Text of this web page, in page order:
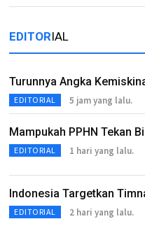
EDITORIAL
Turunnya Angka
EDITORIAL 5 jam yang lalu.
Mampukah PPHN Tekan
EDITORIAL 1 hari yang lalu.
Indonesia Targetkan
EDITORIAL 2 hari yang lalu.